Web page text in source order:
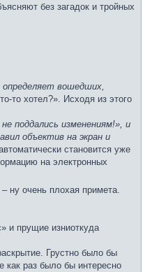
без загадок и тройных
вошедших,
то хотел?». Исходя из этого
поддались изменениям!», и
объектив на экран и
становится уже
на электронных
ну очень плохая примета.
и прущие изниоткуда
Грустно было бы
как раз было бы интересно